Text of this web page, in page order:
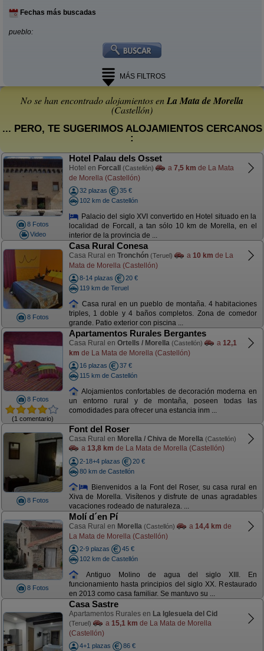
Fechas más buscadas
pueblo:
MÁS FILTROS
No se han encontrado alojamientos enLa Mata de Morella
(Castellón)
... PERO, TE SUGERIMOS ALOJAMIENTOS CERCANOS
:
8 Fotos
Video
Hotel Palau dels Osset
Hotel en Forcall (Castellón) a 7,5 km de La Mata
de Morella (Castellón)
32 plazas
35 €
102 km de Castellón
Palacio del siglo XVI convertido en Hotel situado en la
localidad de Forcall, a tan sólo 10 km de Morella, en el
interior de la provincia de ...
8 Fotos
Casa Rural Conesa
Casa Rural en Tronchón (Teruel) a 10 km de La
Mata de Morella (Castellón)
8-14 plazas
20 €
119 km de Teruel
Casa rural en un pueblo de montaña. 4 habitaciones
triples, 1 doble y 4 baños completos. Zona de comedor
grande. Patio exterior con piscina ...
8 Fotos
(1 comentario)
Apartamentos Rurales Bergantes
Casa Rural en Ortells / Morella (Castellón) a 12,1
km de La Mata de Morella (Castellón)
16 plazas
37 €
115 km de Castellón
Alojamientos confortables de decoración moderna en
un entorno rural y de montaña, poseen todas las
comodidades para ofrecer una estancia inm ...
8 Fotos
Font del Roser
Casa Rural en Morella / Chiva de Morella (Castellón)
a 13,8 km de La Mata de Morella (Castellón)
2-18+4 plazas
20 €
80 km de Castellón
Bienvenidos a la Font del Roser, su casa rural en
Xiva de Morella. Visítenos y disfrute de unas agradables
vacaciones rodeado de naturaleza. ...
8 Fotos
Molí d´en Pí
Casa Rural en Morella (Castellón) a 14,4 km de
La Mata de Morella (Castellón)
2-9 plazas
45 €
102 km de Castellón
Antiguo Molino de agua del siglo XIII. En
funcionamiento hasta principios del siglo XX. Restaurado
en 2013 como casa familiar. Se mantuvo su ...
Casa Sastre
Apartamentos Rurales en La Iglesuela del Cid
(Teruel) a 15,1 km de La Mata de Morella
(Castellón)
4+1 plazas
86 €